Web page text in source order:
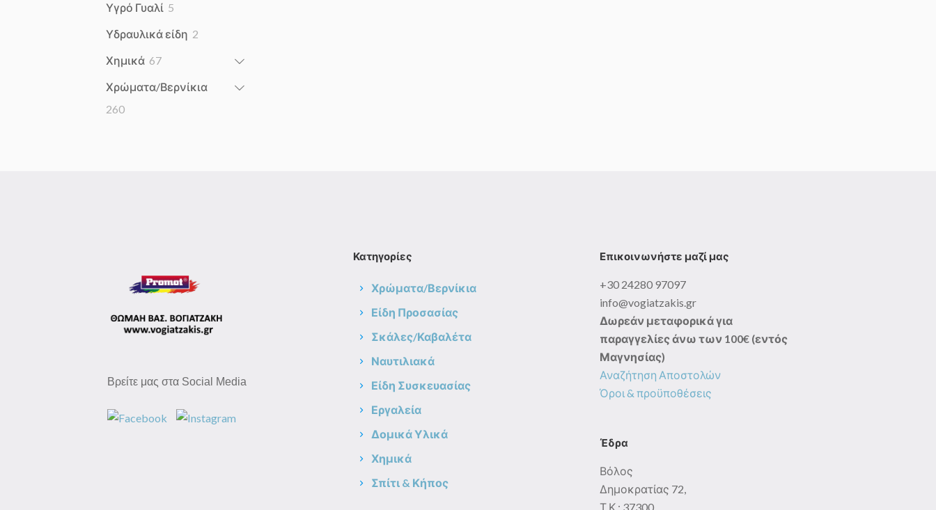
Υγρό Γυαλί 5
Υδραυλικά είδη 2
Χημικά 6767
Χρώματα/Βερνίκια
260260
Βρείτε μας στα Social Media
Κατηγορίες
Χρώματα/Βερνίκια
Είδη Προσασίας
Σκάλες/Καβαλέτα
Ναυτιλιακά
Είδη Συσκευασίας
Εργαλεία
Δομικά Υλικά
Χημικά
Σπίτι & Κήπος
Επικοινωνήστε μαζί μας
+30 24280 97097
info@vogiatzakis.gr
Δωρεάν μεταφορικά για
παραγγελίες άνω των 100€ (εντός
Μαγνησίας)
Αναζήτηση Αποστολών
Όροι & προϋποθέσεις
Έδρα
Βόλος
Δημοκρατίας 72,
Τ.Κ.: 37300